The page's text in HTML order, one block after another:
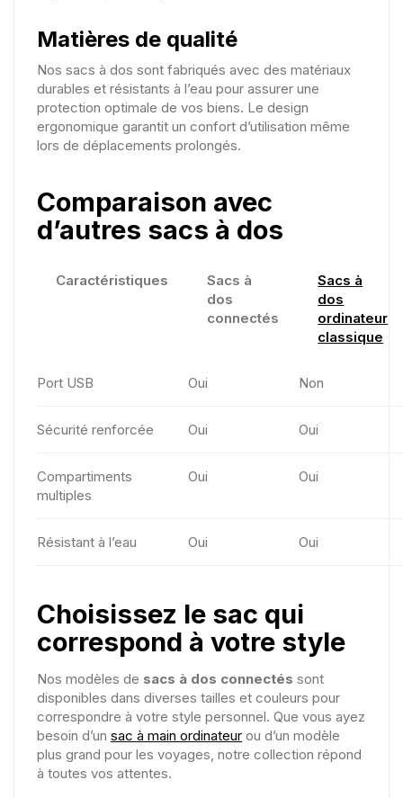
Matières de qualité
Nos sacs à dos sont fabriqués avec des matériaux
durables et résistants à l’eau pour assurer une
protection optimale de vos biens. Le design
ergonomique garantit un confort d’utilisation même
lors de déplacements prolongés.
Comparaison avec
d’autres sacs à dos
Caractéristiques
Sacs à
dos
connectés
Sacs à
dos
ordinateur
classique
Port USB Oui Non
Sécurité renforcée Oui Oui
Compartiments
multiples
Oui Oui
Résistant à l’eau Oui Oui
Choisissez le sac qui
correspond à votre style
Nos modèles de sacs à dos connectés sont
disponibles dans diverses tailles et couleurs pour
correspondre à votre style personnel. Que vous ayez
besoin d’un sac à main ordinateur ou d’un modèle
plus grand pour les voyages, notre collection répond
à toutes vos attentes.